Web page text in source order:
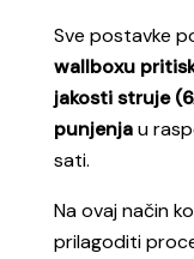
Sve postavke
wallboxu
jakosti struje
punjenjau
sati.
Na ovaj način
prilagoditi